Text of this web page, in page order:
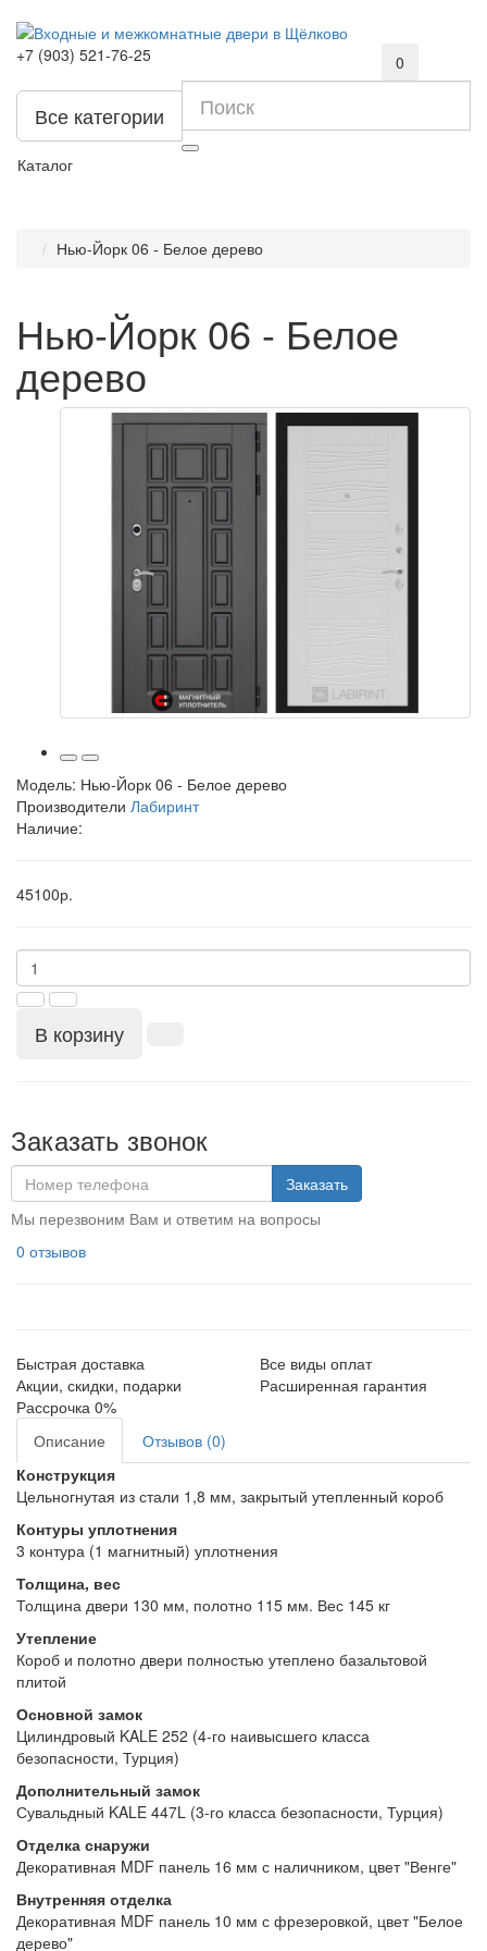
+7 (903) 521-76-25 0
Все категории
Каталог
Нью-Йорк 06 - Белое дерево
Нью-Йорк 06 - Белое
дерево
Модель: Нью-Йорк 06 - Белое дерево
Производители Лабиринт
Наличие:
45100р.
В корзину
Заказать звонок
Заказать
Мы перезвоним Вам и ответим на вопросы
0 отзывов
Быстрая доставка
Все виды оплат
Акции, скидки, подарки
Расширенная гарантия
Рассрочка 0%
Описание
Отзывов (0)
Конструкция
Цельногнутая из стали 1,8 мм, закрытый утепленный короб
Контуры уплотнения
3 контура (1 магнитный) уплотнения
Толщина, вес
Толщина двери 130 мм, полотно 115 мм. Вес 145 кг
Утепление
Короб и полотно двери полностью утеплено базальтовой
плитой
Основной замок
Цилиндровый KALE 252 (4-го наивысшего класса
безопасности, Турция)
Дополнительный замок
Сувальдный KALE 447L (3-го класса безопасности, Турция)
Отделка снаружи
Декоративная MDF панель 16 мм с наличником, цвет "Венге"
Внутренняя отделка
Декоративная MDF панель 10 мм с фрезеровкой, цвет "Белое
дерево"